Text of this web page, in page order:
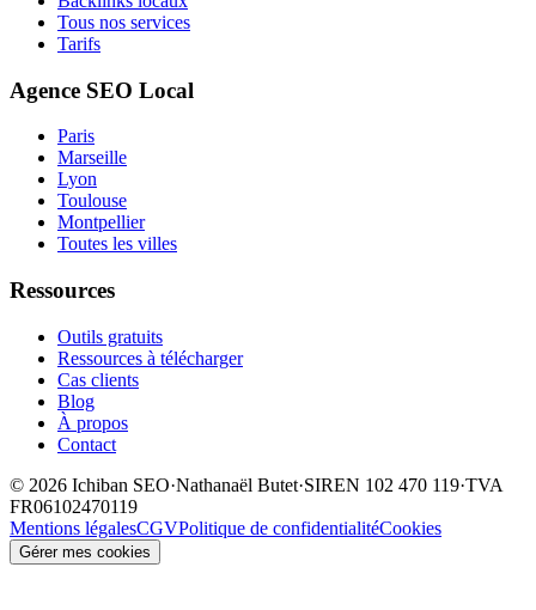
Tous nos services
Tarifs
Agence SEO Local
Paris
Marseille
Lyon
Toulouse
Montpellier
Toutes les villes
Ressources
Outils gratuits
Ressources à télécharger
Cas clients
Blog
À propos
Contact
© 2026 Ichiban SEO·Nathanaël Butet·SIREN 102 470 119·TVA
FR06102470119
Mentions légalesCGVPolitique de confidentialitéCookies
Gérer mes cookies